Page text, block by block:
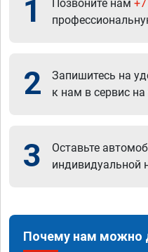
1 Позвоните нам
2
Запишитесь на
к нам в сервис
3
Оставьте
индивидуальной
Почему нам можно